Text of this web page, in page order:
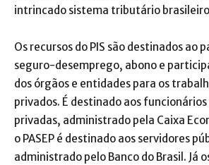
intrincado sistema tributário
Os recursos do PIS são destinados ao
seguro-desemprego, abono e
dos órgãos e entidades para os
privados. É destinado aos
privadas, administrado pela Caixa
o PASEP é destinado aos servidores
administrado pelo Banco do Brasil. Já